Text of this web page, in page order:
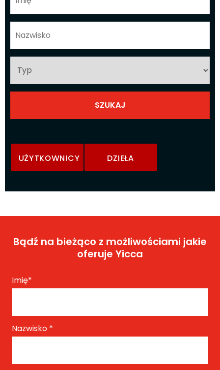
UŻYTKOWNICY DZIEŁA
Bądź na bieżąco z możliwościami jakie
oferuje Yicca
Imię*
Nazwisko *